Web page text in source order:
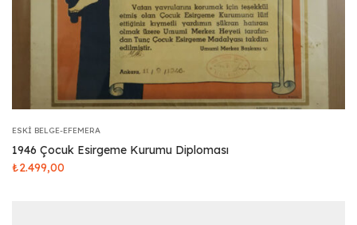
ESKI BELGE-EFEMERA
1946 Çocuk Esirgeme Kurumu Diploması
₺2.499,00